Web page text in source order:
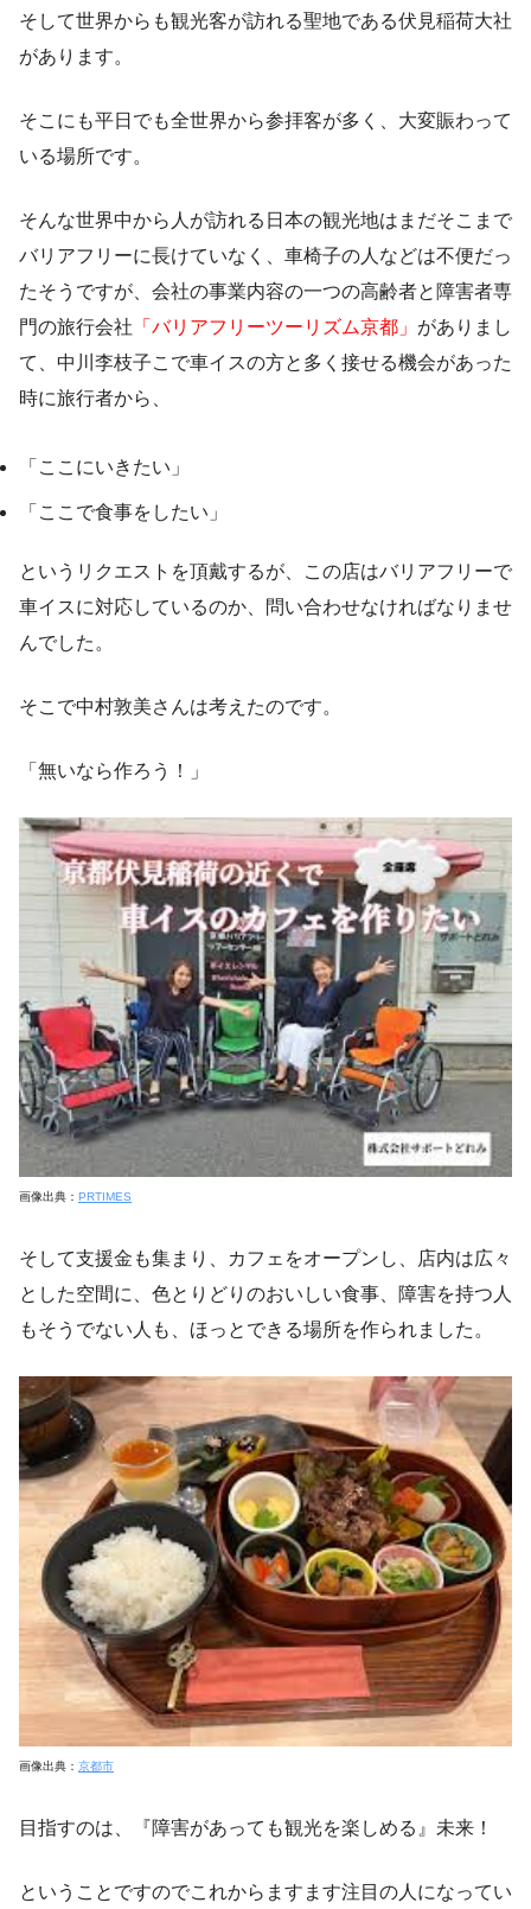
そして世界からも観光客が訪れる聖地である伏見稲荷大社
があります。
そこにも平日でも全世界から参拝客が多く、大変賑わって
いる場所です。
そんな世界中から人が訪れる日本の観光地はまだそこまで
バリアフリーに長けていなく、車椅子の人などは不便だっ
たそうですが、会社の事業内容の一つの高齢者と障害者専
門の旅行会社 「バリアフリーツーリズム京都」 がありまし
て、中川李枝子こで車イスの方と多く接せる機会があった
時に旅行者から、
「ここにいきたい」
「ここで食事をしたい」
というリクエストを頂戴するが、この店はバリアフリーで
車イスに対応しているのか、問い合わせなければなりませ
んでした。
そこで中村敦美さんは考えたのです。
「無いなら作ろう！」
画像出典： PRTIMES
そして支援金も集まり、カフェをオープンし、店内は広々
とした空間に、色とりどりのおいしい食事、障害を持つ人
もそうでない人も、ほっとできる場所を作られました。
画像出典： 京都市
目指すのは、『障害があっても観光を楽しめる』未来！
ということですのでこれからますます注目の人になってい